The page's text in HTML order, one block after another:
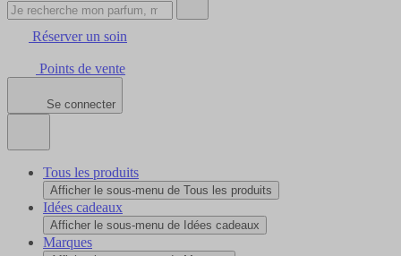
Réserver un soin
Points de vente
Se connecter
Tous les produits
Afficher le sous-menu de Tous les produits
Idées cadeaux
Afficher le sous-menu de Idées cadeaux
Marques